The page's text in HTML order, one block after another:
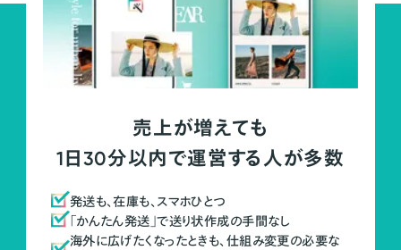
売上が増えても
1日30分以内で運営する人が多数
発送も、在庫も、スマホひとつ
「かんたん発送」で送り状作成の手間なし
海外に広げたくなったときも、仕組み変更の必要な